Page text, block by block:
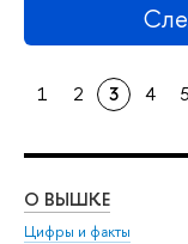
1 2 3 4 5
О ВЫШКЕ
Цифры и факты